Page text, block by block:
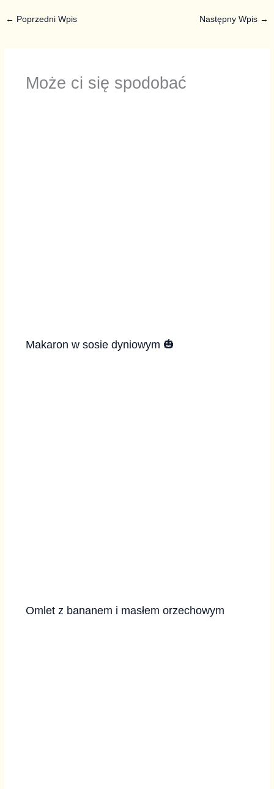
← Poprzedni Wpis Następny Wpis →
Może ci się spodobać
Makaron w sosie dyniowym 🎃
Omlet z bananem i masłem orzechowym